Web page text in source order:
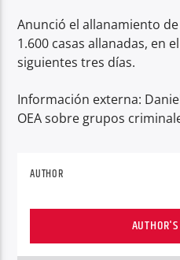
Anunció el allanamiento
1.600 casas allanadas, en
siguientes tres días.
Información externa:
OEA sobre grupos
AUTHOR